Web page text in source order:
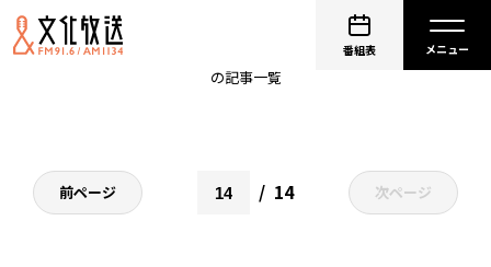
番組表
の記事一覧
前ページ 14 次ページ